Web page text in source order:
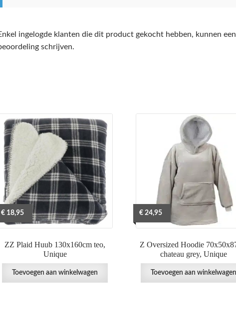
ingelogde klanten die dit product gekocht hebben, kunnen een
schrijven.
ZZ Plaid Huub 130x160cm teo,
Unique
€18,95
Toevoegen aan winkelwagen
Z Oversized Hoodie
chateau grey, Unique
€ 24,95
Toevoegen aan winkelwagen